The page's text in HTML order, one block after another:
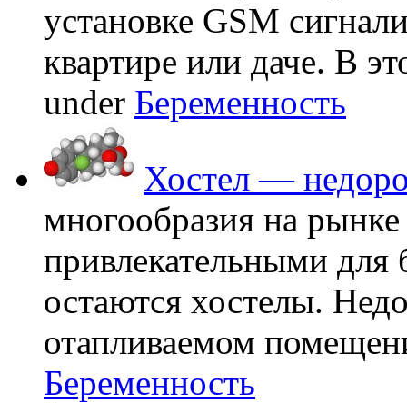
установке GSM
квартире или даче. В
under Беременность
Хостел —
многообразия на
привлекательными
остаются хостелы.
отапливаемом
Беременность